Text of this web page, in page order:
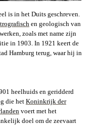
is in het Duits geschreven.
en geologisch van
zoals met name zijn
in 1903. In 1921 keert de
Hamburg terug, waar hij in
heelhuids en geridderd
die het Koninkrijk der
voert met het
doel om de zeevaart